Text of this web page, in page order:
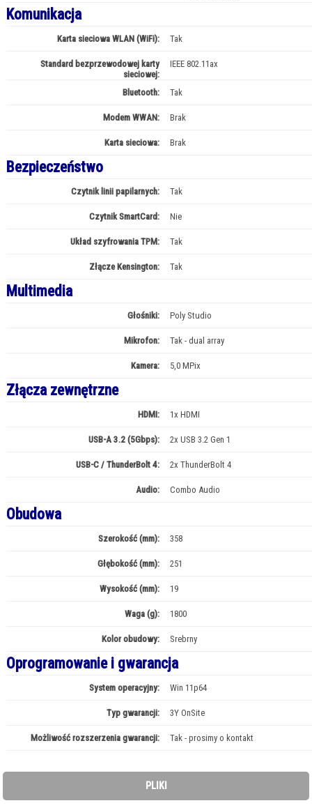
Komunikacja
Karta sieciowa WLAN (WiFi): Tak
Standard bezprzewodowej karty
sieciowej:
IEEE 802.11ax
Bluetooth: Tak
Modem WWAN: Brak
Karta sieciowa: Brak
Bezpieczeństwo
Czytnik linii papilarnych: Tak
Czytnik SmartCard: Nie
Układ szyfrowania TPM: Tak
Złącze Kensington: Tak
Multimedia
Głośniki: Poly Studio
Mikrofon: Tak - dual array
Kamera: 5,0 MPix
Złącza zewnętrzne
HDMI: 1x HDMI
USB-A 3.2 (5Gbps): 2x USB 3.2 Gen 1
USB-C / ThunderBolt 4: 2x ThunderBolt 4
Audio: Combo Audio
Obudowa
Szerokość (mm): 358
Głębokość (mm): 251
Wysokość (mm): 19
Waga (g): 1800
Kolor obudowy: Srebrny
Oprogramowanie i gwarancja
System operacyjny: Win 11p64
Typ gwarancji: 3Y OnSite
Możliwość rozszerzenia gwarancji: Tak - prosimy o kontakt
PLIKI